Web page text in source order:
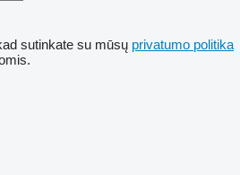
sutinkate su mūsų privatumo politika